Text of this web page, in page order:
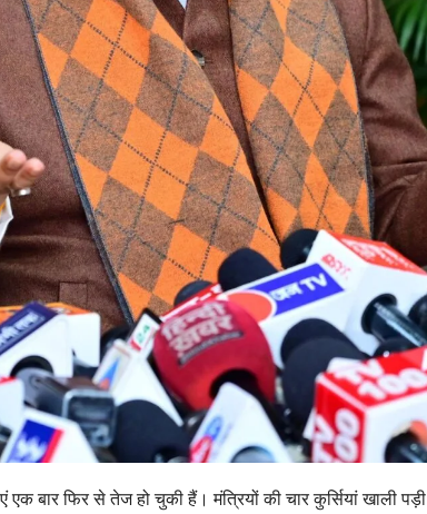
एक बार फिर से तेज हो चुकी हैं। मंत्रियों की चार कुर्सियां खाली